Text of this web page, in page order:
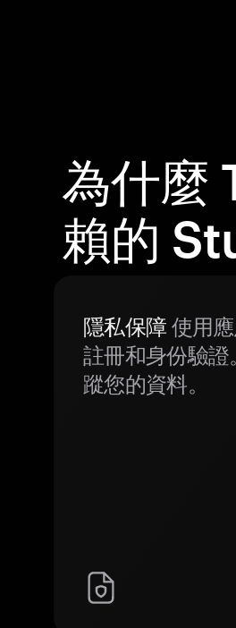
為什麼
賴的
隱私保障使用
註冊和身份驗證
蹤您的資料。